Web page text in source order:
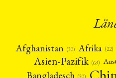
Afghanistan (30) Afrika (22)
Asien-Pazifik (63)
Bangladesch (30)